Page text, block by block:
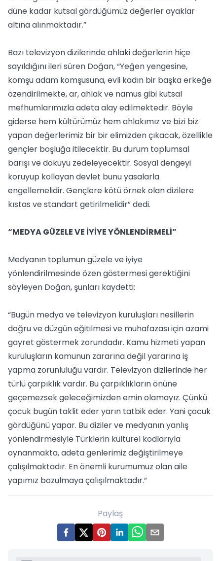
düne kadar kutsal gördüğümüz değerler ayaklar
altına alınmaktadır.”
Bazı televizyon dizilerinde ahlaki değerlerin hiçe
sayıldığını ileri süren Doğan, “Yeğen yengesine,
komşu adam komşusuna, evli kadın bir başka erkeğe
özendirilmekte, ar, ahlak ve namus gibi kutsal
mefhumlarımızla adeta alay edilmektedir. Böyle
giderse hem kültürümüz hem ahlakımız ve bizi biz
yapan değerlerimiz bir bir elimizden çıkacak, özellikle
gençler boşluğa itilecektir. Bu durum toplumsal
barışı ve dokuyu zedeleyecektir. Sosyal dengeyi
koruyup kollayan devlet bunu yasalarla
engellemelidir. Gençlere kötü örnek olan dizilere
kıstas ve standart getirilmelidir” dedi.
“MEDYA GÜZELE VE İYİYE YÖNLENDİRMELİ”
Medyanın toplumun güzele ve iyiye
yönlendirilmesinde özen göstermesi gerektiğini
söyleyen Doğan, şunları kaydetti:
“Bugün medya ve televizyon kuruluşları nesillerin
doğru ve düzgün eğitilmesi ve muhafazası için azami
gayret göstermek zorundadır. Kamu hizmeti yapan
kuruluşların kamunun zararına değil yararına iş
yapma zorunluluğu vardır. Televizyon dizilerinde her
türlü çarpıklık vardır. Bu çarpıklıkların önüne
geçemezsek geleceğimizden emin olamayız. Çünkü
çocuk bugün taklit eder yarın tatbik eder. Yani çocuk
gördüğünü yapar. Bu diziler ve medyanın yanlış
yönlendirmesiyle Türklerin kültürel kodlarıyla
oynanmakta, adeta genlerimiz değiştirilmeye
çalışılmaktadır. En önemli kurumumuz olan aile
yapımız bozulmaya çalışılmaktadır.”
Paylaş